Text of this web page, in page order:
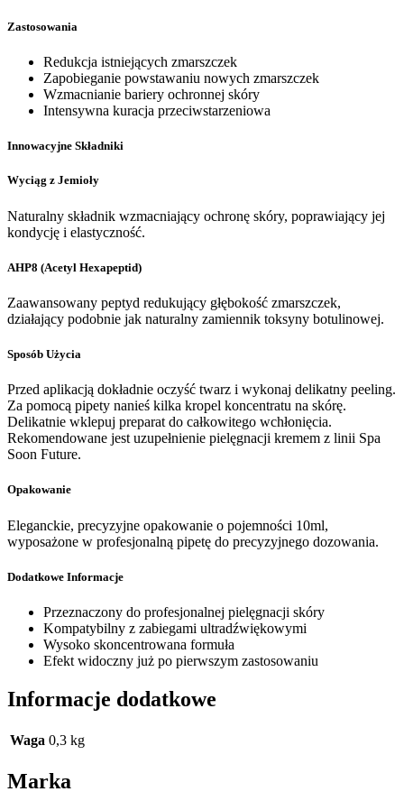
Zastosowania
Redukcja istniejących zmarszczek
Zapobieganie powstawaniu nowych zmarszczek
Wzmacnianie bariery ochronnej skóry
Intensywna kuracja przeciwstarzeniowa
Innowacyjne Składniki
Wyciąg z Jemioły
Naturalny składnik wzmacniający ochronę skóry, poprawiający jej
kondycję i elastyczność.
AHP8 (Acetyl Hexapeptid)
Zaawansowany peptyd redukujący głębokość zmarszczek,
działający podobnie jak naturalny zamiennik toksyny botulinowej.
Sposób Użycia
Przed aplikacją dokładnie oczyść twarz i wykonaj delikatny peeling.
Za pomocą pipety nanieś kilka kropel koncentratu na skórę.
Delikatnie wklepuj preparat do całkowitego wchłonięcia.
Rekomendowane jest uzupełnienie pielęgnacji kremem z linii Spa
Soon Future.
Opakowanie
Eleganckie, precyzyjne opakowanie o pojemności 10ml,
wyposażone w profesjonalną pipetę do precyzyjnego dozowania.
Dodatkowe Informacje
Przeznaczony do profesjonalnej pielęgnacji skóry
Kompatybilny z zabiegami ultradźwiękowymi
Wysoko skoncentrowana formuła
Efekt widoczny już po pierwszym zastosowaniu
Informacje dodatkowe
Waga 0,3 kg
Marka